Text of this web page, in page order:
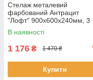
Стелаж металевий
фарбований Антрацит
"Лофт" 900х600х240мм, 3
полиці, ЛДСП колір полиць
Антрацит | Стелаж для
В наявності
1 176 ₴ 1 470 ₴
Купити